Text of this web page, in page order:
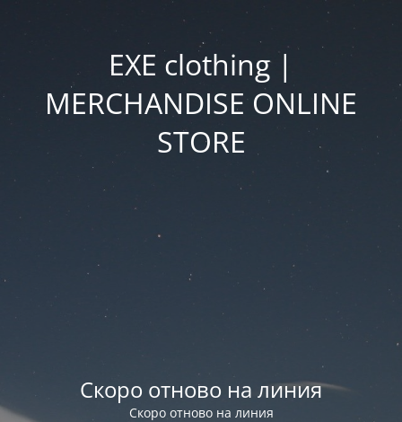
EXE clothing |
MERCHANDISE ONLINE
STORE
Скоро отново на линия
Скоро отново на линия